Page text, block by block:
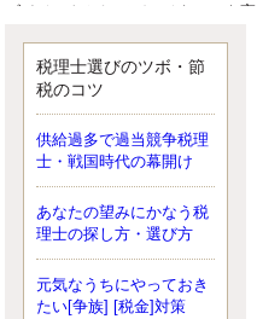
ズイベントとしてバーベキューを実
と思いましたが、そこはセンスある
後のブロガーに任せようと思いま
更新:2017年5月1日(大阪市北区)
---------------------
サクセス会計事務所
サクセス税理士のお役立ちブ
ログ
平成２７年１月１日以降開始の相続
より、相続税の基礎控除額（相続税
が課税されない遺産の上限額）が縮
小されたため、お亡くなりになった
税理士選びのツボ・節
税のコツ
供給過多で過当競争税理
士・戦国時代の幕開け
あなたの望みにかなう税
理士の探し方・選び方
元気なうちにやっておき
たい[争族] [税金]対策